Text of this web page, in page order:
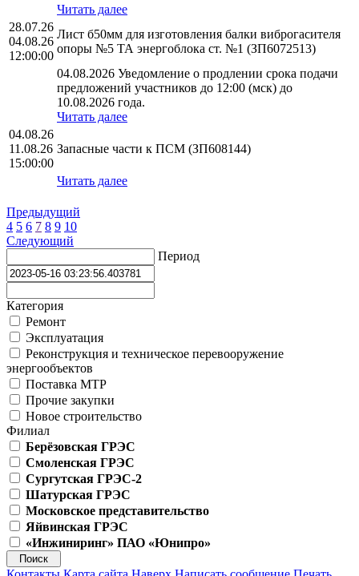
Читать далее
28.07.26
04.08.26
12:00:00
Лист б50мм для изготовления балки виброгасителя
опоры №5 ТА энергоблока ст. №1 (ЗП6072513)
04.08.2026 Уведомление о продлении срока подачи
предложений участников до 12:00 (мск) до
10.08.2026 года.
Читать далее
04.08.26
11.08.26
15:00:00
Запасные части к ПСМ (ЗП608144)
Читать далее
Предыдущий
4 5 6 7 8 9 10
Следующий
Период
Категория
Ремонт
Эксплуатация
Реконструкция и техническое перевооружение
энергообъектов
Поставка МТР
Прочие закупки
Новое строительство
Филиал
Берёзовская ГРЭС
Смоленская ГРЭС
Сургутская ГРЭС-2
Шатурская ГРЭС
Московское представительство
Яйвинская ГРЭС
«Инжиниринг» ПАО «Юнипро»